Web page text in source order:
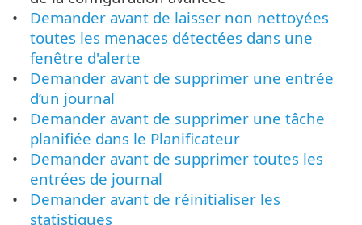
Demander avant de laisser non nettoyées
toutes les menaces détectées dans une
fenêtre d'alerte
Demander avant de supprimer une entrée
d’un journal
Demander avant de supprimer une tâche
planifiée dans le Planificateur
Demander avant de supprimer toutes les
entrées de journal
Demander avant de réinitialiser les
statistiques